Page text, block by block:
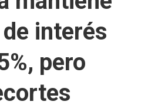
interés
pero